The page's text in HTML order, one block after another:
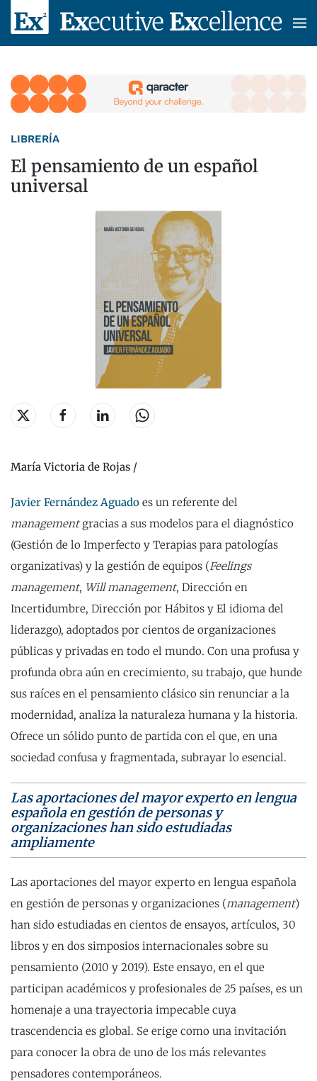
Skip to main content
LIBRERÍA
El pensamiento de un español
universal
María Victoria de Rojas /
Javier Fernández Aguado es un referente del
managementgracias a sus modelos para el diagnóstico
(Gestión de lo Imperfecto y Terapias para patologías
organizativas) y la gestión de equipos (Feelings
management, Will management, Dirección en
Incertidumbre, Dirección por Hábitos y El idioma del
liderazgo), adoptados por cientos de organizaciones
públicas y privadas en todo el mundo. Con una profusa y
profunda obra aún en crecimiento, su trabajo, que hunde
sus raíces en el pensamiento clásico sin renunciar a la
modernidad, analiza la naturaleza humana y la historia.
Ofrece un sólido punto de partida con el que, en una
sociedad confusa y fragmentada, subrayar lo esencial.
Las aportaciones del mayor experto en lengua
española en gestión de personas y
organizaciones han sido estudiadas
ampliamente
Las aportaciones del mayor experto en lengua española
en gestión de personas y organizaciones (management)
han sido estudiadas en cientos de ensayos, artículos, 30
libros y en dos simposios internacionales sobre su
pensamiento (2010 y 2019). Este ensayo, en el que
participan académicos y profesionales de 25 países, es un
homenaje a una trayectoria impecable cuya
trascendencia es global. Se erige como una invitación
para conocer la obra de uno de los más relevantes
pensadores contemporáneos.